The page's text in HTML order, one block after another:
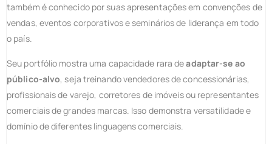
também é conhecido por suas apresentações em convenções de
vendas, eventos corporativos e seminários de liderança em todo
o país.
Seu portfólio mostra uma capacidade rara deadaptar-se ao
público-alvo, seja treinando vendedores de concessionárias,
profissionais de varejo, corretores de imóveis ou representantes
comerciais de grandes marcas. Isso demonstra versatilidade e
domínio de diferentes linguagens comerciais.